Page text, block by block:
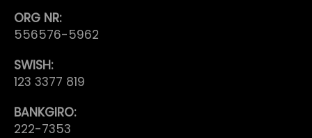
ORG NR:
556576-5962
SWISH:
123 3377 819
BANKGIRO:
222-7353